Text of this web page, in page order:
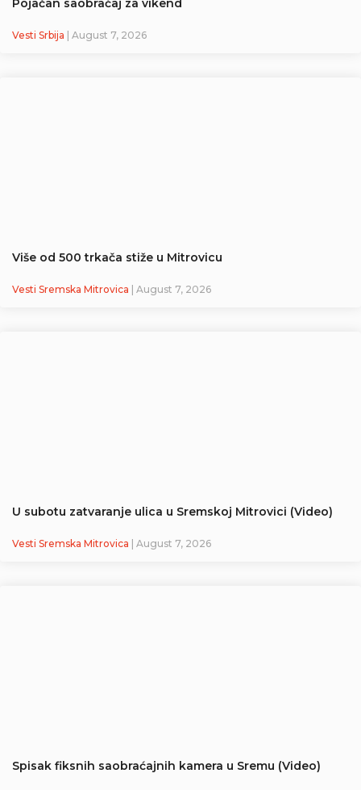
Pojačan saobraćaj za vikend
Vesti Srbija | August 7, 2026
Više od 500 trkača stiže u Mitrovicu
Vesti Sremska Mitrovica | August 7, 2026
U subotu zatvaranje ulica u Sremskoj Mitrovici (Video)
Vesti Sremska Mitrovica | August 7, 2026
Spisak fiksnih saobraćajnih kamera u Sremu (Video)